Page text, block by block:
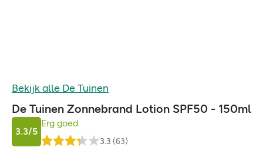
Bekijk alle De Tuinen
De Tuinen Zonnebrand Lotion SPF50 - 150ml
3.3/5
Erg goed
3.3 (63)